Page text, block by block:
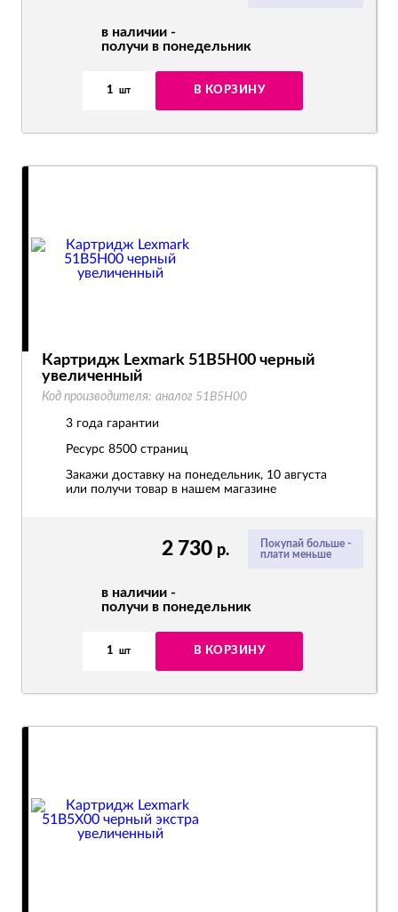
в наличии -
получи в понедельник
1 шт В КОРЗИНУ
Покупай больше -
плати меньше
2 730 р.
в наличии -
получи в понедельник
1 шт В КОРЗИНУ
Картридж Lexmark 51B5H00 черный
увеличенный
Код производителя: аналог 51B5H00
3 года гарантии
Ресурс 8500 страниц
Закажи доставку на понедельник, 10 августа
или получи товар в нашем магазине